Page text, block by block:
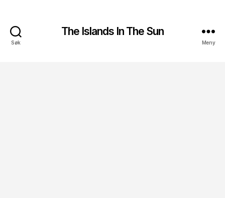
Søk
The Islands In The Sun
Meny